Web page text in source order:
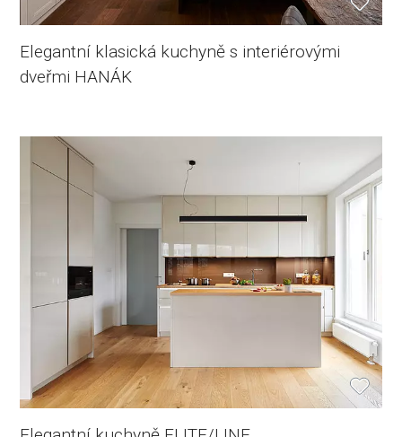
Elegantní klasická kuchyně s interiérovými
dveřmi HANÁK